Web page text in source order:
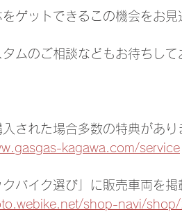
ゲットできるこの機会をお
タムのご相談などもお待ちし
された場合多数の特典があ
kagawa.com/service
クバイク選び」に販売車両を
shop-navi/